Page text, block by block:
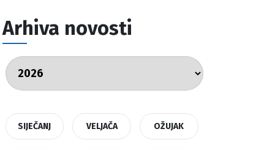
Arhiva novosti
SIJEČANJ VELJAČA OŽUJAK